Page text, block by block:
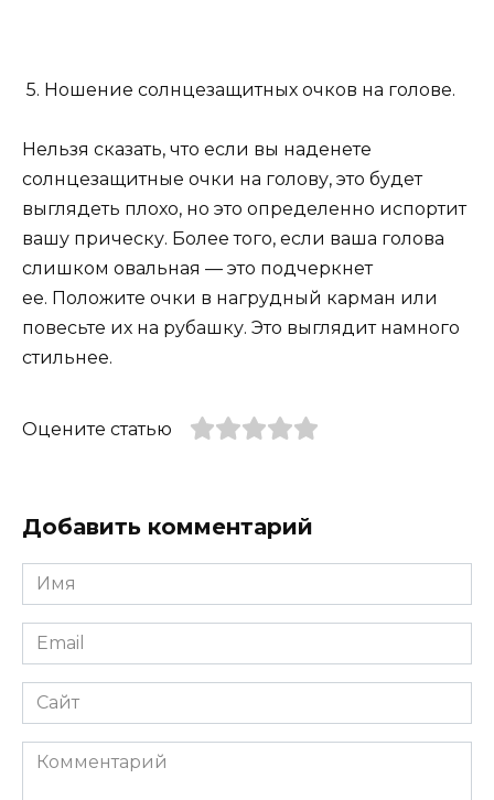
5. Ношение солнцезащитных очков на голове.
Нельзя сказать, что если вы наденете
солнцезащитные очки на голову, это будет
выглядеть плохо, но это определенно испортит
вашу прическу. Более того, если ваша голова
слишком овальная — это подчеркнет
ее. Положите очки в нагрудный карман или
повесьте их на рубашку. Это выглядит намного
стильнее.
Оцените статью
Добавить комментарий
Имя
*
Email
*
Сайт
Комментарий